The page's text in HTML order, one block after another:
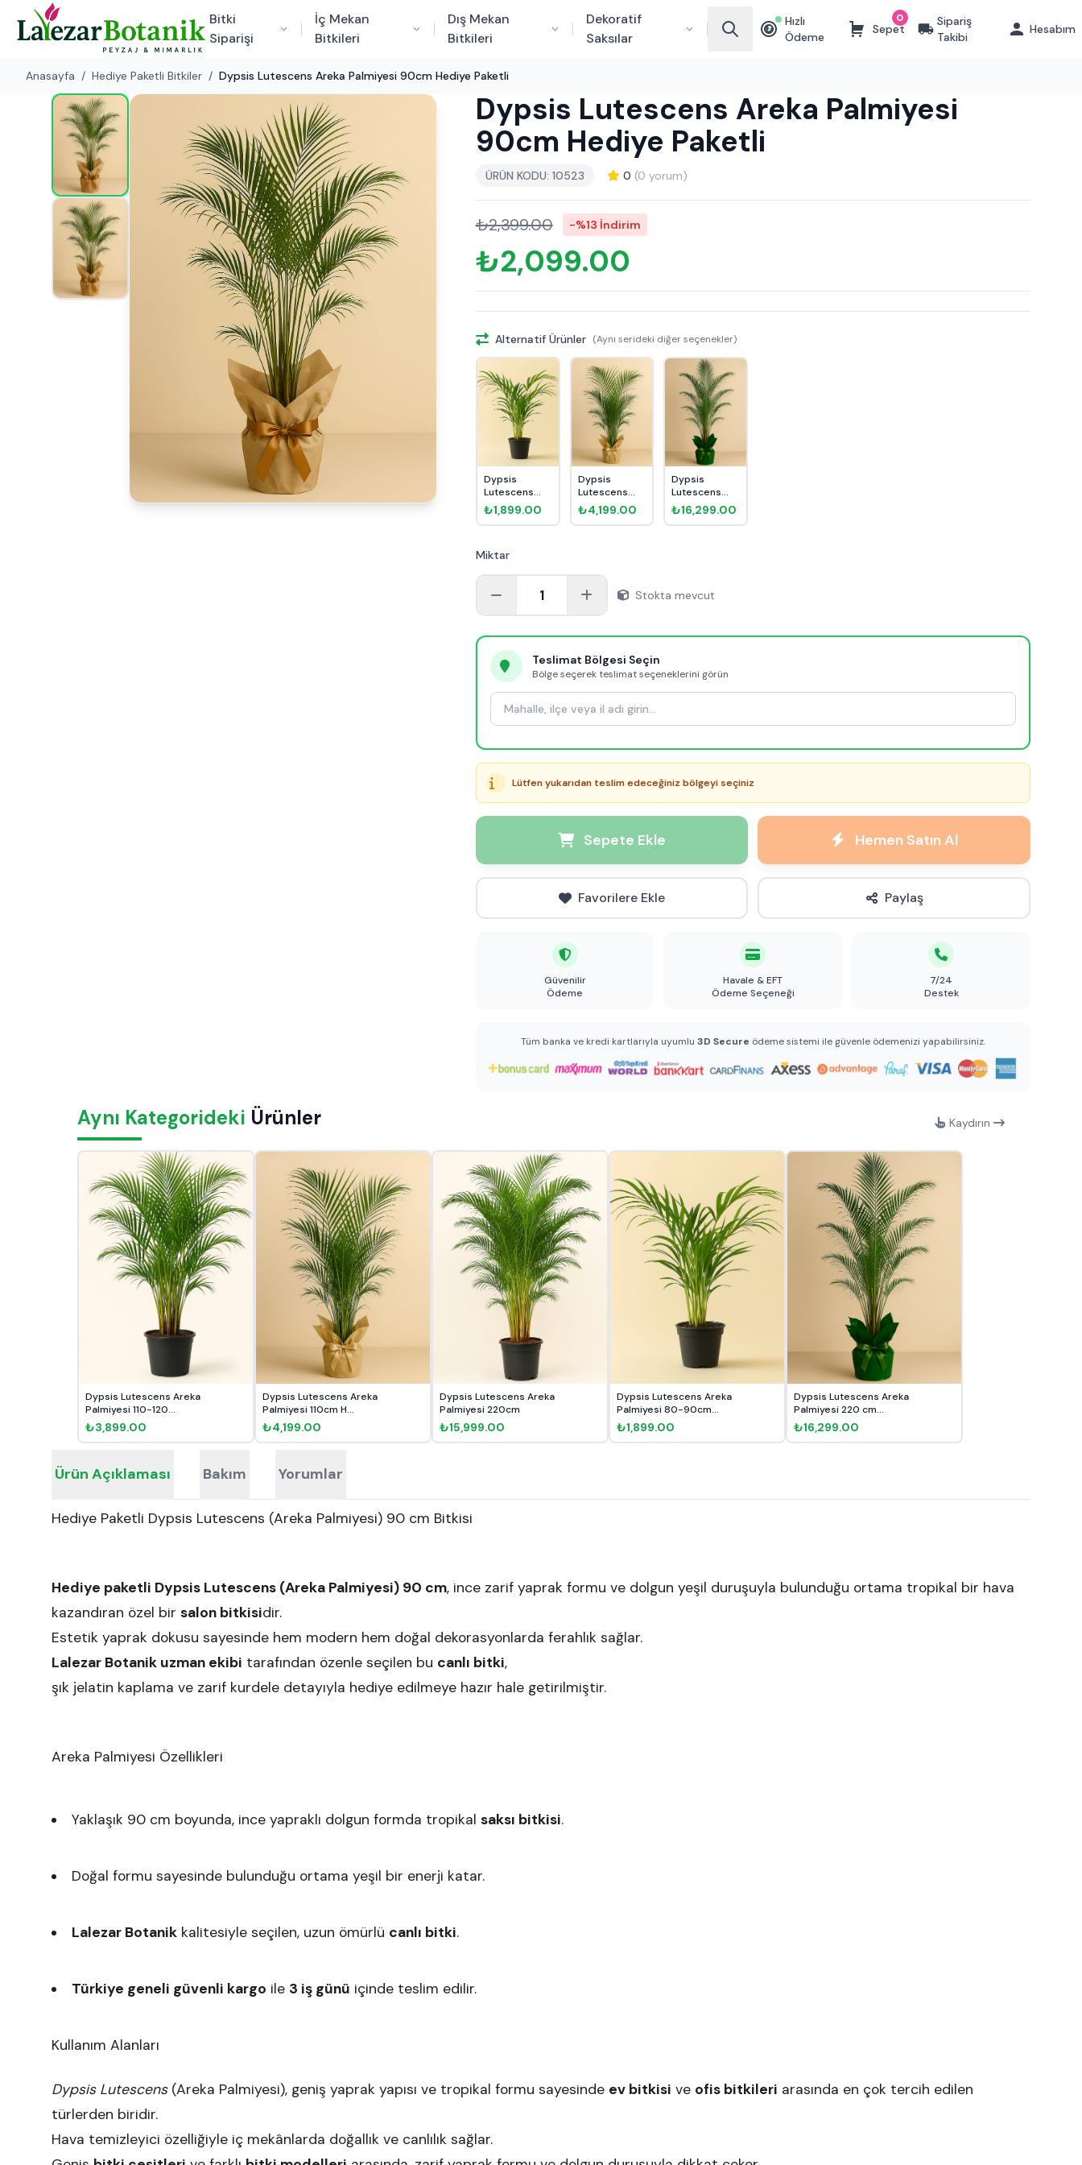
Bitki
Siparişi
İç Mekan
Bitkileri
Dış Mekan
Bitkileri
Dekoratif
Saksılar
₺
Hızlı
Ödeme
Sepet
0
Sipariş
Takibi
Hesabım
Anasayfa / Hediye Paketli Bitkiler / Dypsis Lutescens Areka Palmiyesi 90cm Hediye Paketli
Dypsis Lutescens Areka Palmiyesi
90cm Hediye Paketli
ÜRÜN KODU: 10523 0 (0 yorum)
₺2,399.00 -%13 İndirim
₺2,099.00
Alternatif Ürünler (Aynı serideki diğer seçenekler)
Dypsis
Lutescens
Areka
Palmiyesi 80-
₺1,899.00
Dypsis
Lutescens
Areka
Palmiyesi
₺4,199.00
Dypsis
Lutescens
Areka
Palmiyesi 220
₺16,299.00
Miktar
1 Stokta mevcut
Teslimat Bölgesi Seçin
Bölge seçerek teslimat seçeneklerini görün
Lütfen yukarıdan teslim edeceğiniz bölgeyi seçiniz
Sepete Ekle Hemen Satın Al
Favorilere Ekle Paylaş
Güvenilir
Ödeme
Havale & EFT
Ödeme Seçeneği
7/24
Destek
Tüm banka ve kredi kartlarıyla uyumlu 3D Secure ödeme sistemi ile güvenle ödemenizi yapabilirsiniz.
Aynı Kategorideki Ürünler Kaydırın
Dypsis Lutescens Areka
Palmiyesi 110-120...
₺3,899.00
Dypsis Lutescens Areka
Palmiyesi 110cm H...
₺4,199.00
Dypsis Lutescens Areka
Palmiyesi 220cm
₺15,999.00
Dypsis Lutescens Areka
Palmiyesi 80-90cm...
₺1,899.00
Dypsis Lutescens Areka
Palmiyesi 220 cm...
₺16,299.00
Ürün Açıklaması Bakım Yorumlar
Hediye Paketli Dypsis Lutescens (Areka Palmiyesi) 90 cm Bitkisi
Hediye paketli Dypsis Lutescens (Areka Palmiyesi) 90 cm, ince zarif yaprak formu ve dolgun yeşil duruşuyla bulunduğu ortama tropikal bir hava
kazandıran özel bir salon bitkisidir.
Estetik yaprak dokusu sayesinde hem modern hem doğal dekorasyonlarda ferahlık sağlar.
Lalezar Botanik uzman ekibi tarafından özenle seçilen bu canlı bitki,
şık jelatin kaplama ve zarif kurdele detayıyla hediye edilmeye hazır hale getirilmiştir.
Areka Palmiyesi Özellikleri
Yaklaşık 90 cm boyunda, ince yapraklı dolgun formda tropikal saksı bitkisi.
Doğal formu sayesinde bulunduğu ortama yeşil bir enerji katar.
Lalezar Botanikkalitesiyle seçilen, uzun ömürlü canlı bitki.
Türkiye geneli güvenli kargo ile 3 iş günü içinde teslim edilir.
Kullanım Alanları
Dypsis Lutescens(Areka Palmiyesi), geniş yaprak yapısı ve tropikal formu sayesinde ev bitkisi ve ofis bitkileri arasında en çok tercih edilen
türlerden biridir.
Hava temizleyici özelliğiyle iç mekânlarda doğallık ve canlılık sağlar.